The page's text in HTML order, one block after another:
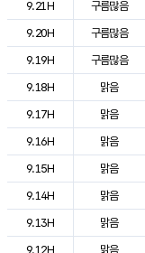
9.21H
구름많음
9.20H
구름많음
9.19H
구름많음
9.18H
맑음
9.17H
맑음
9.16H
맑음
9.15H
맑음
9.14H
맑음
9.13H
맑음
9.12H
맑음